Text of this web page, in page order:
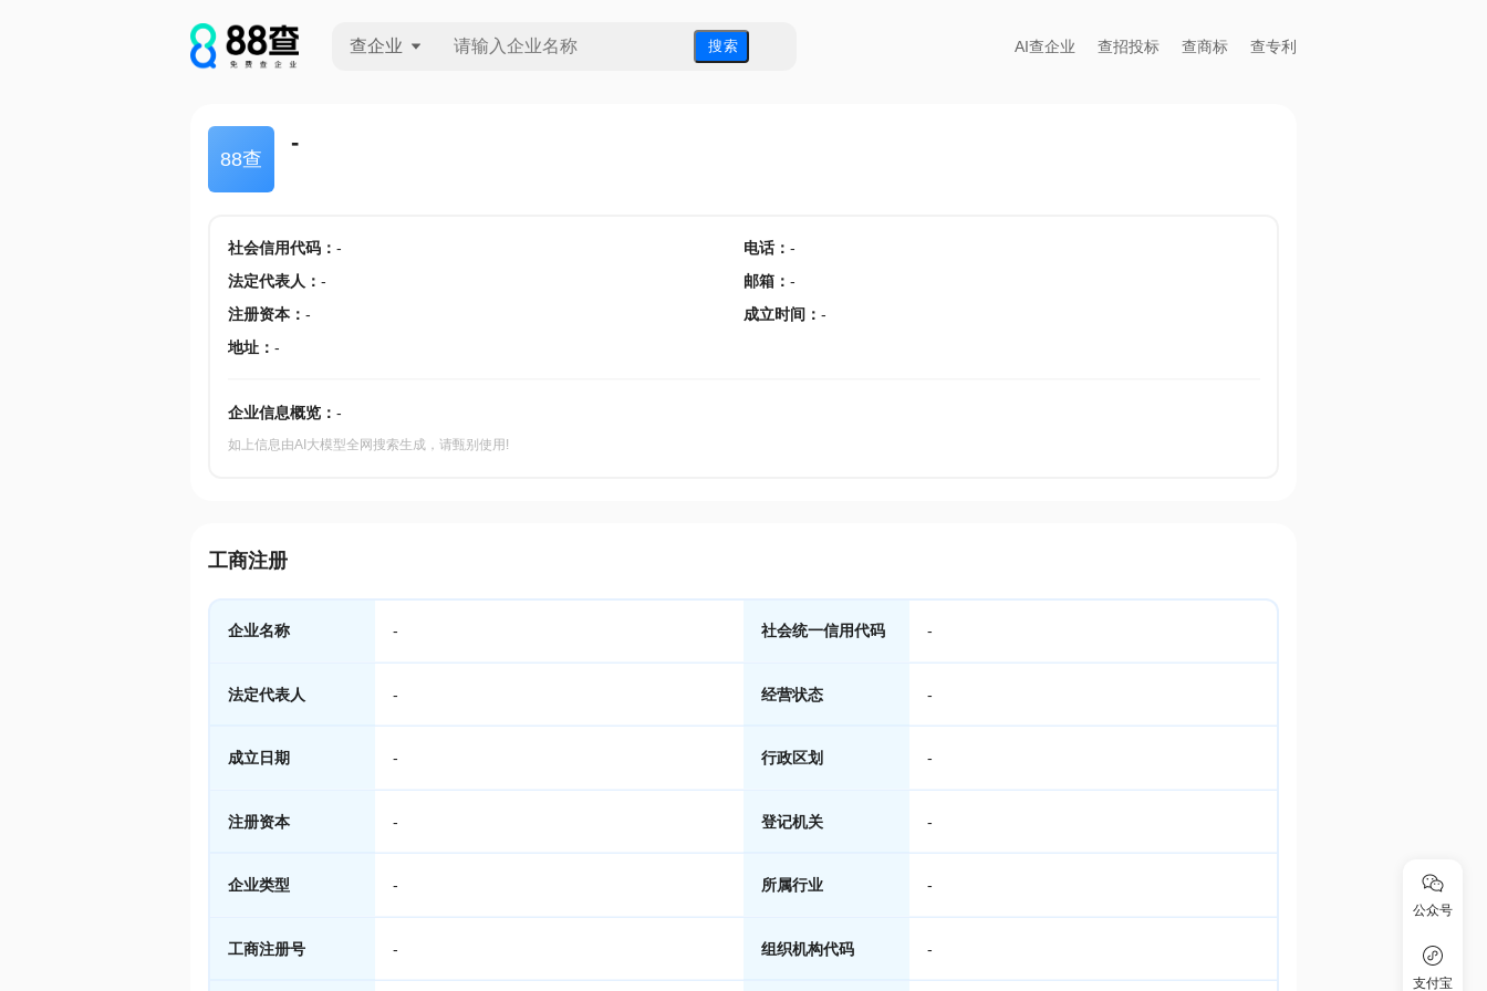
查企业 搜 索 AI查企业 查招投标 查商标 查专利
88查
-
社会信用代码： - 电话： -
法定代表人 ： - 邮箱 ： -
注册资本： - 成立时间 ： -
地址： -
企业信息概览： -
如上信息由AI大模型全网搜索生成，请甄别使用!
工商注册
企业名称 - 社会统一信用代码 -
法定代表人 - 经营状态 -
成立日期 - 行政区划 -
注册资本 - 登记机关 -
企业类型 - 所属行业 -
工商注册号 - 组织机构代码 -
公众号
支付宝